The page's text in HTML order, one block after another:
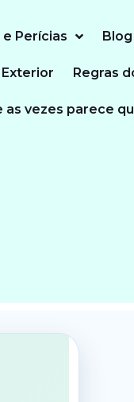
Perícias Blog
Regras
as vezes parece